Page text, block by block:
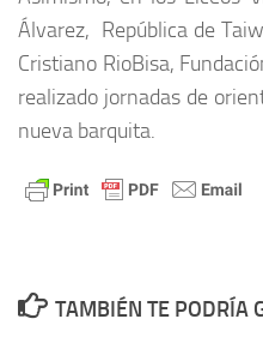
Álvarez, República de
Cristiano RioBisa,
realizado jornadas de
nueva barquita.
TAMBIÉN TE PODRÍA